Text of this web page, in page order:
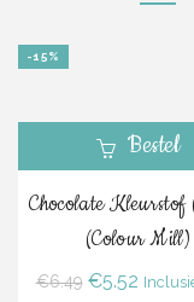
-15%
Bestel
Chocolate
(Colour Mill)
€6.49 €5.52